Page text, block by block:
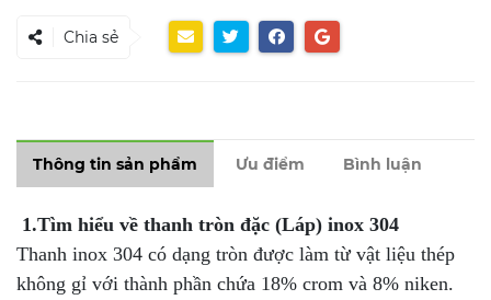
Chia sẻ
Thông tin sản phẩm Ưu điểm Bình luận
1.Tìm hiểu về thanh tròn đặc (Láp) inox 304
Thanh inox 304 có dạng tròn được làm từ vật liệu thép
không gỉ với thành phần chứa 18% crom và 8% niken.